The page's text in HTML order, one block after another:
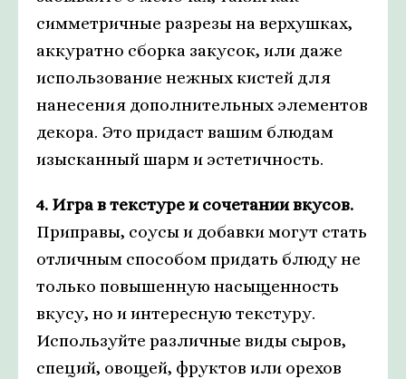
симметричные разрезы на верхушках,
аккуратно сборка закусок, или даже
использование нежных кистей для
нанесения дополнительных элементов
декора. Это придаст вашим блюдам
изысканный шарм и эстетичность.
4. Игра в текстуре и сочетании вкусов.
Приправы, соусы и добавки могут стать
отличным способом придать блюду не
только повышенную насыщенность
вкусу, но и интересную текстуру.
Используйте различные виды сыров,
специй, овощей, фруктов или орехов